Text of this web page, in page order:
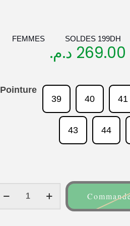
FEMMES SOLDES 199DH
269.00 د.م.
Pointure
39
40 41
43 44